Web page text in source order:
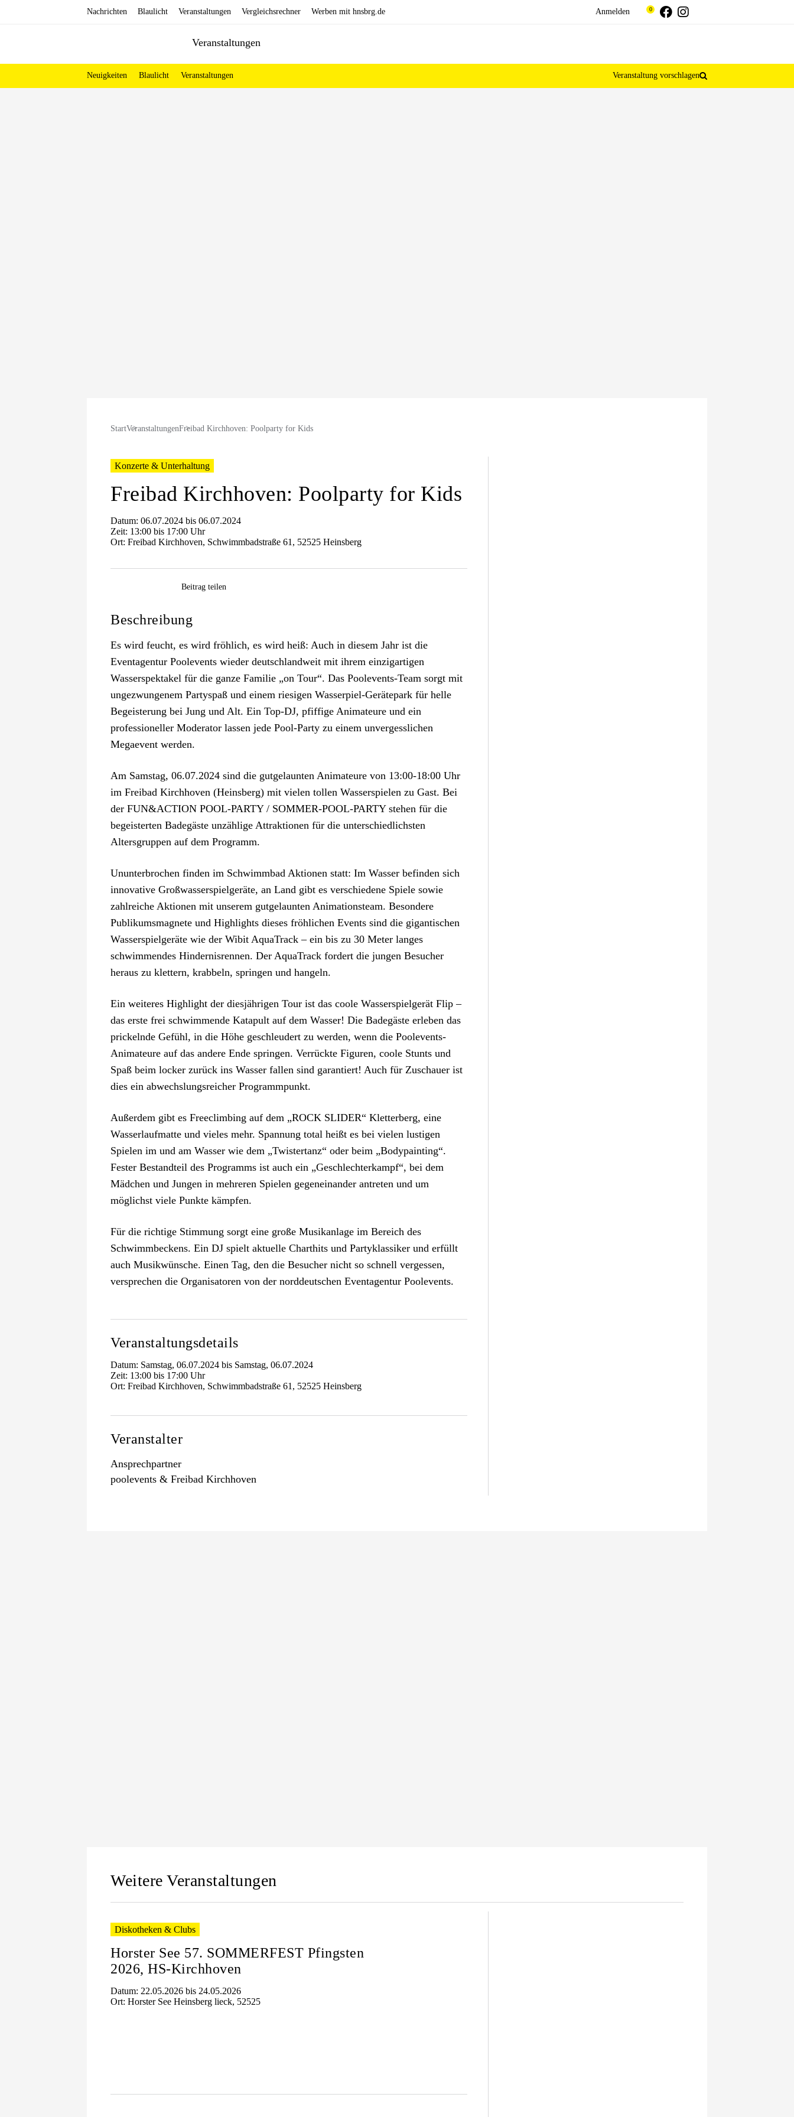
Nachrichten Blaulicht Veranstaltungen Vergleichsrechner Werben mit hnsbrg.de Anmelden 0 Facebook
Veranstaltungen
Neuigkeiten Blaulicht Veranstaltungen Veranstaltung vorschlagen
StartVeranstaltungenFreibad Kirchhoven: Poolparty for Kids
Konzerte & Unterhaltung
Freibad Kirchhoven: Poolparty for Kids
Datum: 06.07.2024 bis 06.07.2024
Zeit: 13:00 bis 17:00 Uhr
Ort: Freibad Kirchhoven, Schwimmbadstraße 61, 52525 Heinsberg
Beitrag teilen
Pinterest
E-
Beschreibung
Es wird feucht, es wird fröhlich, es wird heiß: Auch in diesem Jahr ist die
Eventagentur Poolevents wieder deutschlandweit mit ihrem einzigartigen
Wasserspektakel für die ganze Familie „on Tour“. Das Poolevents-Team sorgt mit
ungezwungenem Partyspaß und einem riesigen Wasserpiel-Gerätepark für helle
Begeisterung bei Jung und Alt. Ein Top-DJ, pfiffige Animateure und ein
professioneller Moderator lassen jede Pool-Party zu einem unvergesslichen
Megaevent werden.
Am Samstag, 06.07.2024 sind die gutgelaunten Animateure von 13:00-18:00 Uhr
im Freibad Kirchhoven (Heinsberg) mit vielen tollen Wasserspielen zu Gast. Bei
der FUN&ACTION POOL-PARTY / SOMMER-POOL-PARTY stehen für die
begeisterten Badegäste unzählige Attraktionen für die unterschiedlichsten
Altersgruppen auf dem Programm.
Ununterbrochen finden im Schwimmbad Aktionen statt: Im Wasser befinden sich
innovative Großwasserspielgeräte, an Land gibt es verschiedene Spiele sowie
zahlreiche Aktionen mit unserem gutgelaunten Animationsteam. Besondere
Publikumsmagnete und Highlights dieses fröhlichen Events sind die gigantischen
Wasserspielgeräte wie der Wibit AquaTrack – ein bis zu 30 Meter langes
schwimmendes Hindernisrennen. Der AquaTrack fordert die jungen Besucher
heraus zu klettern, krabbeln, springen und hangeln.
Ein weiteres Highlight der diesjährigen Tour ist das coole Wasserspielgerät Flip –
das erste frei schwimmende Katapult auf dem Wasser! Die Badegäste erleben das
prickelnde Gefühl, in die Höhe geschleudert zu werden, wenn die Poolevents-
Animateure auf das andere Ende springen. Verrückte Figuren, coole Stunts und
Spaß beim locker zurück ins Wasser fallen sind garantiert! Auch für Zuschauer ist
dies ein abwechslungsreicher Programmpunkt.
Außerdem gibt es Freeclimbing auf dem „ROCK SLIDER“ Kletterberg, eine
Wasserlaufmatte und vieles mehr. Spannung total heißt es bei vielen lustigen
Spielen im und am Wasser wie dem „Twistertanz“ oder beim „Bodypainting“.
Fester Bestandteil des Programms ist auch ein „Geschlechterkampf“, bei dem
Mädchen und Jungen in mehreren Spielen gegeneinander antreten und um
möglichst viele Punkte kämpfen.
Für die richtige Stimmung sorgt eine große Musikanlage im Bereich des
Schwimmbeckens. Ein DJ spielt aktuelle Charthits und Partyklassiker und erfüllt
auch Musikwünsche. Einen Tag, den die Besucher nicht so schnell vergessen,
versprechen die Organisatoren von der norddeutschen Eventagentur Poolevents.
Veranstaltungsdetails
Datum: Samstag, 06.07.2024 bis Samstag, 06.07.2024
Zeit: 13:00 bis 17:00 Uhr
Ort: Freibad Kirchhoven, Schwimmbadstraße 61, 52525 Heinsberg
Veranstalter
Ansprechpartner
poolevents & Freibad Kirchhoven
Weitere Veranstaltungen
Diskotheken & Clubs
Horster See 57. SOMMERFEST Pfingsten
2026, HS-Kirchhoven
Datum: 22.05.2026 bis 24.05.2026
Ort: Horster See Heinsberg lieck, 52525